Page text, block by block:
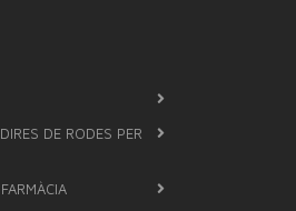
DE RODES PER